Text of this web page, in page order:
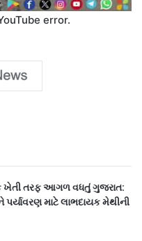
error.
ખેતી તરફ આગળ વધતું ગુજરાત:
માટે લાભદાયક મેથીની